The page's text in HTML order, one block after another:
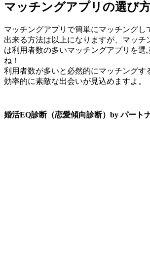
マッチングアプリの選び
マッチングアプリで簡単にマッチングし
出来る方法は以上になりますが、マッチ
は利用者数の多いマッチングアプリを選
ね！
利用者数が多いと必然的にマッチングす
効率的に素敵な出会いが見込めますよ。
婚活EQ診断（恋愛傾向診断）by パート